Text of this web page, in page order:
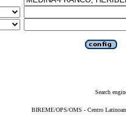
Search
BIREME/OPS/OMS - Centro